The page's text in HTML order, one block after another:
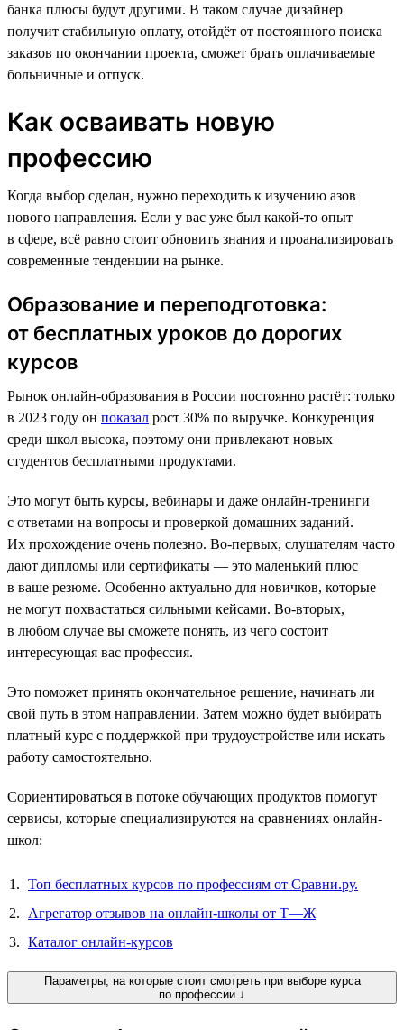
банка плюсы будут другими. В таком случае дизайнер
получит стабильную оплату, отойдёт от постоянного поиска
заказов по окончании проекта, сможет брать оплачиваемые
больничные и отпуск.
Как осваивать новую
профессию
Когда выбор сделан, нужно переходить к изучению азов
нового направления. Если у вас уже был какой-то опыт
в сфере, всё равно стоит обновить знания и проанализировать
современные тенденции на рынке.
Образование и переподготовка:
от бесплатных уроков до дорогих
курсов
Рынок онлайн-образования в России постоянно растёт: только
в 2023 году он показал рост 30% по выручке. Конкуренция
среди школ высока, поэтому они привлекают новых
студентов бесплатными продуктами.
Это могут быть курсы, вебинары и даже онлайн-тренинги
с ответами на вопросы и проверкой домашних заданий.
Их прохождение очень полезно. Во-первых, слушателям часто
дают дипломы или сертификаты — это маленький плюс
в ваше резюме. Особенно актуально для новичков, которые
не могут похвастаться сильными кейсами. Во-вторых,
в любом случае вы сможете понять, из чего состоит
интересующая вас профессия.
Это поможет принять окончательное решение, начинать ли
свой путь в этом направлении. Затем можно будет выбирать
платный курс с поддержкой при трудоустройстве или искать
работу самостоятельно.
Сориентироваться в потоке обучающих продуктов помогут
сервисы, которые специализируются на сравнениях онлайн-
школ:
Топ бесплатных курсов по профессиям от Сравни.ру.
Агрегатор отзывов на онлайн-школы от Т—Ж
Каталог онлайн-курсов
Параметры, на которые стоит смотреть при выборе курса
по профессии ↓